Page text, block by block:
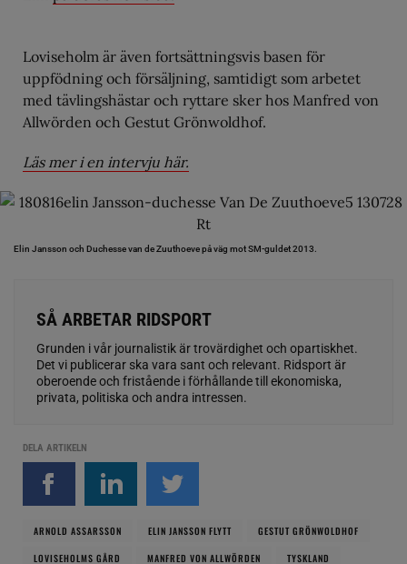
Loviseholm är även fortsättningsvis basen för
uppfödning och försäljning, samtidigt som arbetet
med tävlingshästar och ryttare sker hos Manfred von
Allwörden och Gestut Grönwoldhof.
Läs mer i en intervju här.
Elin Jansson och Duchesse van de Zuuthoeve på väg mot SM-guldet 2013.
SÅ ARBETAR RIDSPORT
Grunden i vår journalistik är trovärdighet och opartiskhet.
Det vi publicerar ska vara sant och relevant. Ridsport är
oberoende och fristående i förhållande till ekonomiska,
privata, politiska och andra intressen.
DELA ARTIKELN
ARNOLD ASSARSSON ELIN JANSSON FLYTT
GESTUT GRÖNWOLDHOF
LOVISEHOLMS GÅRD
MANFRED VON ALLWÖRDEN TYSKLAND